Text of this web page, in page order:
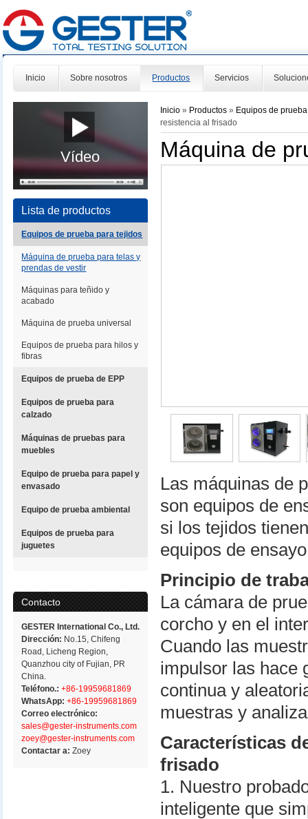
Inicio Sobre nosotros Productos Servicios
Vídeo
Lista de productos
Equipos de prueba para tejidos
Máquina de prueba para telas y
prendas de vestir
Máquinas para teñido y
acabado
Máquina de prueba universal
Equipos de prueba para hilos y
fibras
Equipos de prueba de EPP
Equipos de prueba para
calzado
Máquinas de pruebas para
muebles
Equipo de prueba para papel y
envasado
Equipo de prueba ambiental
Equipos de prueba para
juguetes
Contacto
GESTER International Co., Ltd.
Dirección: No.15, Chifeng
Road, Licheng Region,
Quanzhou city of Fujian, PR
China.
Teléfono.: +86-19959681869
WhatsApp: +86-19959681869
Correo electrónico:
sales@gester-instruments.com
zoey@gester-instruments.com
Contactar a:Zoey
Inicio » Productos» Equipos de
resistencia al frisado
Máquina de
Las máquinas de
son equipos de
si los tejidos
equipos de
Principio de
La cámara de
corcho y en el
Cuando las
impulsor las hace
continua y
muestras y
Características
frisado
1. Nuestro
inteligente que